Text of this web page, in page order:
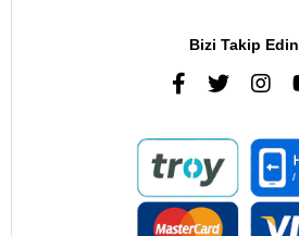
Bizi Takip Edin